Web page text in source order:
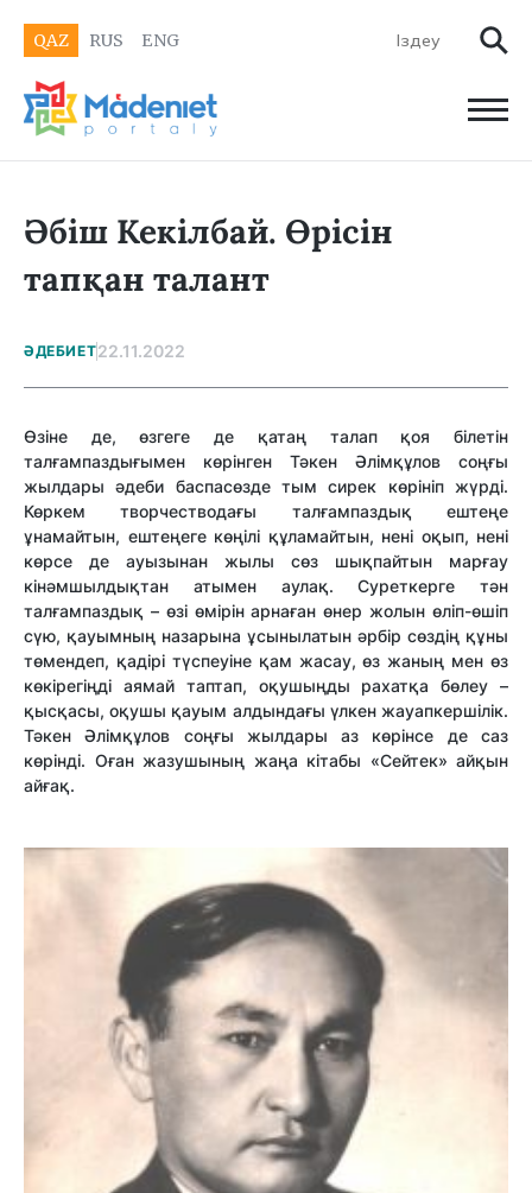
QAZ RUS ENG
Әбіш Кекілбай. Өрісін
тапқан талант
ӘДЕБИЕТ22.11.2022
Өзіне де, өзгеге де қатаң талап қоя білетін
талғампаздығымен көрінген Тәкен Әлімқұлов соңғы
жылдары әдеби баспасөзде тым сирек көрініп жүрді.
Көркем творчестводағы талғампаздық ештеңе
ұнамайтын, ештеңеге көңілі құламайтын, нені оқып, нені
көрсе де ауызынан жылы сөз шықпайтын марғау
кінәмшылдықтан атымен аулақ. Суреткерге тән
талғампаздық – өзі өмірін арнаған өнер жолын өліп-өшіп
сүю, қауымның назарына ұсынылатын әрбір сөздің құны
төмендеп, қадірі түспеуіне қам жасау, өз жаның мен өз
көкірегіңді аямай таптап, оқушыңды рахатқа бөлеу –
қысқасы, оқушы қауым алдындағы үлкен жауапкершілік.
Тәкен Әлімқұлов соңғы жылдары аз көрінсе де саз
көрінді. Оған жазушының жаңа кітабы «Сейтек» айқын
айғақ.